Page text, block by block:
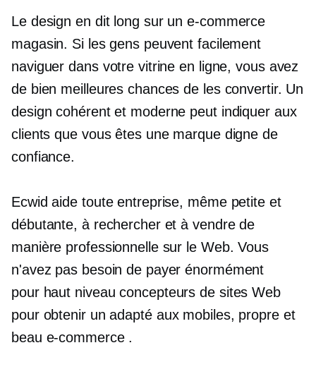
Le design en dit long sur une-commerce
magasin. Si les gens peuvent facilement
naviguer dans votre vitrine en ligne, vous avez
de bien meilleures chances de les convertir. Un
design cohérent et moderne peut indiquer aux
clients que vous êtes une marque digne de
confiance.
Ecwid aide toute entreprise, même petite et
débutante, à rechercher et à vendre de
manière professionnelle sur le Web. Vous
n'avez pas besoin de payer énormément
pour haut niveau concepteurs de sites Web
pour obtenir unadapté aux mobiles, propre et
beau e-commerce.